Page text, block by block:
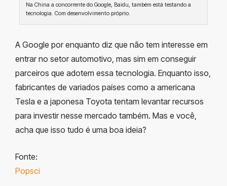
Na China a concorrente do Google, Baidu, também está testando a
tecnologia. Com desenvolvimento próprio.
A Google por enquanto diz que não tem interesse em
entrar no setor automotivo, mas sim em conseguir
parceiros que adotem essa tecnologia. Enquanto isso,
fabricantes de variados países como a americana
Tesla e a japonesa Toyota tentam levantar recursos
para investir nesse mercado também. Mas e você,
acha que isso tudo é uma boa ideia?
Fonte:
Popsci